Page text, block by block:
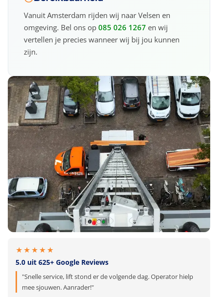
Vanuit Amsterdam rijden wij naar Velsen en
omgeving. Bel ons op 085 026 1267 en wij
vertellen je precies wanneer wij bij jou kunnen
zijn.
★★★★★
5.0 uit 625+ Google Reviews
"Snelle service, lift stond er de volgende dag. Operator hielp
mee sjouwen. Aanrader!"